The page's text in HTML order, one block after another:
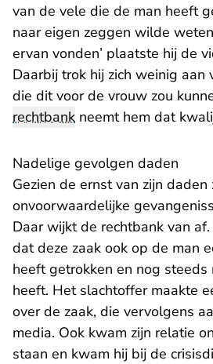
van de vele die de man heeft
naar eigen zeggen wilde
ervan vonden’ plaatste hij de
Daarbij trok hij zich weinig aan
die dit voor de vrouw zou
rechtbank neemt hem dat
Nadelige gevolgen daden
Gezien de ernst van zijn daden
onvoorwaardelijke
Daar wijkt de rechtbank van
dat deze zaak ook op de man
heeft getrokken en nog
heeft. Het slachtoffer maakte
over de zaak, die vervolgens
media. Ook kwam zijn relatie
staan en kwam hij bij de